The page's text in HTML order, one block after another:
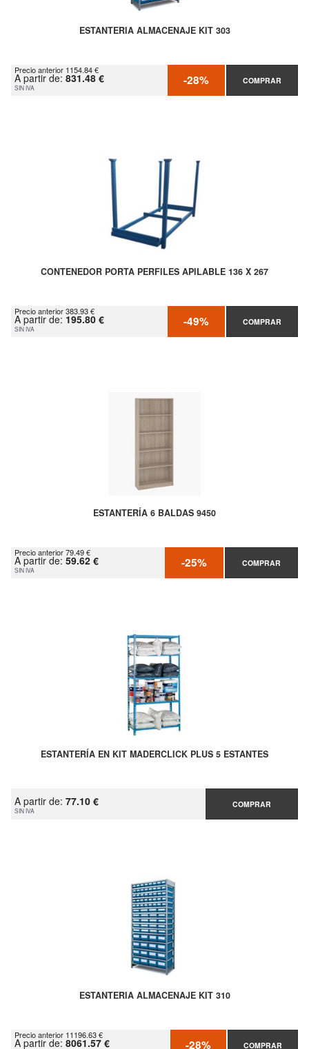
ESTANTERIA ALMACENAJE KIT 303
Precio anterior 1154.84 €
A partir de: 831.48 €
SIN IVA -28% COMPRAR
CONTENEDOR PORTA PERFILES APILABLE 136 X 267
Precio anterior 383.93 €
A partir de: 195.80 €
SIN IVA -49% COMPRAR
ESTANTERÍA 6 BALDAS 9450
Precio anterior 79.49 €
A partir de: 59.62 €
SIN IVA -25% COMPRAR
ESTANTERÍA EN KIT MADERCLICK PLUS 5 ESTANTES
A partir de: 77.10 €
SIN IVA
COMPRAR
ESTANTERIA ALMACENAJE KIT 310
Precio anterior 11196.63 €
A partir de: 8061.57 € -28% COMPRAR